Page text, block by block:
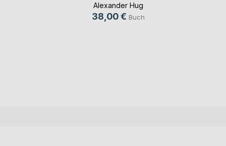
Alexander Hug
38,00 € Buch